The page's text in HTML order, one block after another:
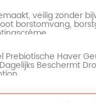
veilig zonder
borstomvang,
Prebiotische Haver
Beschermt